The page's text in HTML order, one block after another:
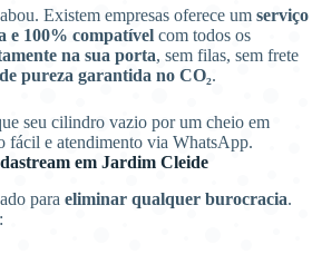
Existem empresas oferece um serviço
e 100% compatível com todos os
na sua porta, sem filas, sem frete
pureza garantida no CO₂.
seu cilindro vazio por um cheio em
fácil e atendimento via WhatsApp.
em Jardim Cleide
para eliminar qualquer burocracia.